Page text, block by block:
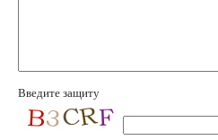
Введите защиту